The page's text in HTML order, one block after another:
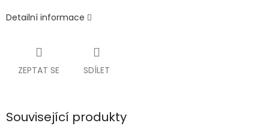
Detailní informace
ZEPTAT SE SDÍLET
Související produkty